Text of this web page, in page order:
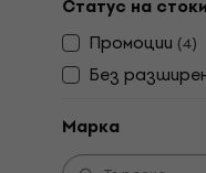
Статус на
Промоции (4)
Без
Марка